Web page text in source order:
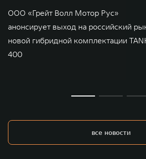
ООО «Грейт Волл Мотор Рус»
анонсирует выход на российский
новой гибридной комплектации
400
все новости